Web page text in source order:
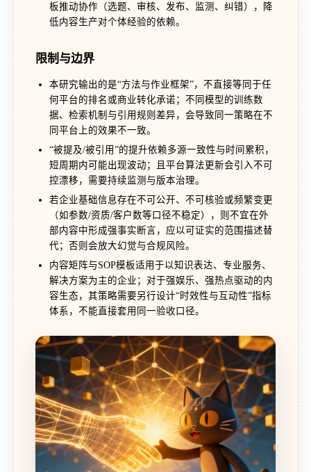
板推动协作（选题、审核、发布、监测、纠错），降
低内容生产对个体经验的依赖。
限制与边界
本研究输出的是“方法与作业框架”，不直接等同于任
何平台的排名或商业转化承诺；不同模型的训练数
据、检索机制与引用规则差异，会导致同一策略在不
同平台上的效果不一致。
“被提及/被引用”的提升依赖多源一致性与时间累积，
短周期内可能出现波动；且平台算法更新会引入不可
控漂移，需要持续监测与版本治理。
若企业基础信息存在不可公开、不可核验或频繁变更
（如参数/资质/客户数等口径不稳定），则不宜在外
部内容中形成强事实断言，应以可证实的范围描述替
代；否则会放大幻觉与合规风险。
内容矩阵与SOP模板适用于以知识表达、专业服务、
解决方案为主的企业；对于强娱乐、强热点驱动的内
容生态，其策略需要另行设计“时效性与互动性”指标
体系，不能直接套用同一验收口径。